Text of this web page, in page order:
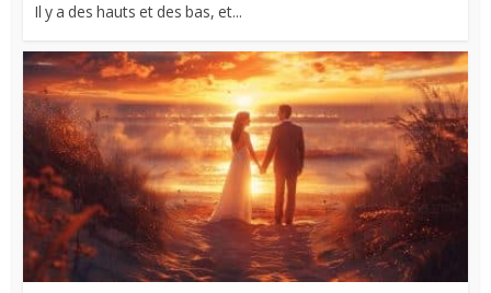
Il y a des hauts et des bas, et...